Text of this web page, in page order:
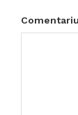
Comentariu